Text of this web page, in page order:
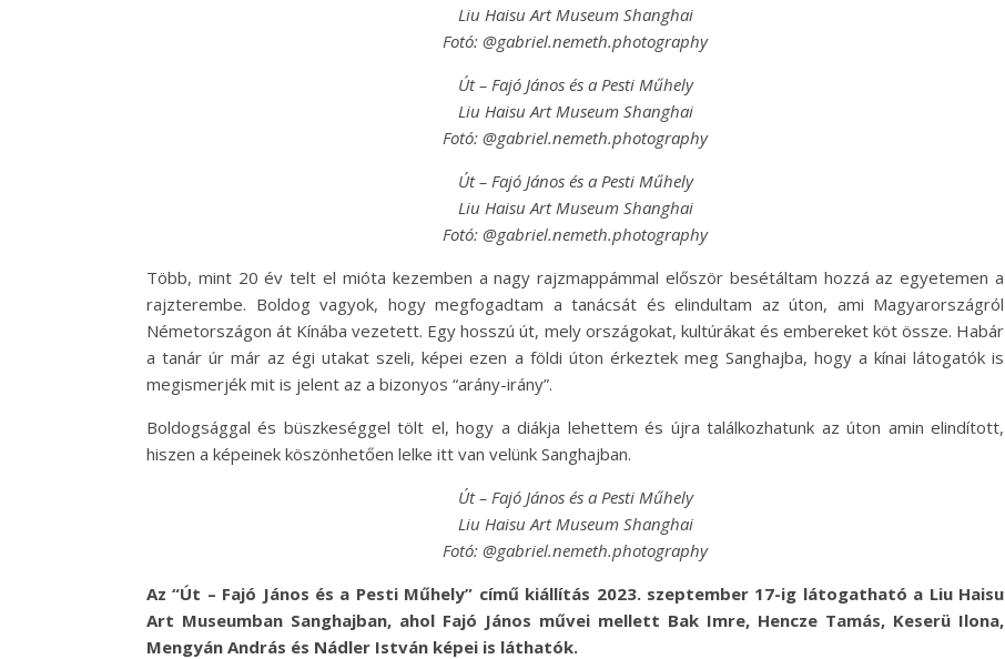
Liu Haisu Art Museum Shanghai
Fotó: @gabriel.nemeth.photography
Út – Fajó János és a Pesti Műhely
Liu Haisu Art Museum Shanghai
Fotó: @gabriel.nemeth.photography
Út – Fajó János és a Pesti Műhely
Liu Haisu Art Museum Shanghai
Fotó: @gabriel.nemeth.photography
Több, mint 20 év telt el mióta kezemben a nagy rajzmappámmal először besétáltam hozzá az egyetemen a
rajzterembe. Boldog vagyok, hogy megfogadtam a tanácsát és elindultam az úton, ami Magyarországról
Németországon át Kínába vezetett. Egy hosszú út, mely országokat, kultúrákat és embereket köt össze. Habár
a tanár úr már az égi utakat szeli, képei ezen a földi úton érkeztek meg Sanghajba, hogy a kínai látogatók is
megismerjék mit is jelent az a bizonyos “arány-irány”.
Boldogsággal és büszkeséggel tölt el, hogy a diákja lehettem és újra találkozhatunk az úton amin elindított,
hiszen a képeinek köszönhetően lelke itt van velünk Sanghajban.
Út – Fajó János és a Pesti Műhely
Liu Haisu Art Museum Shanghai
Fotó: @gabriel.nemeth.photography
Az “Út – Fajó János és a Pesti Műhely” című kiállítás 2023. szeptember 17-ig látogatható a Liu Haisu
Art Museumban Sanghajban, ahol Fajó János művei mellett Bak Imre, Hencze Tamás, Keserü Ilona,
Mengyán András és Nádler István képei is láthatók.